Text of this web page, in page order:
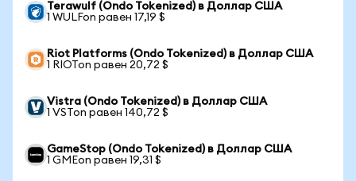
Terawulf (Ondo Tokenized) в Доллар США
1 WULFon равен 17,19 $
Riot Platforms (Ondo Tokenized) в Доллар США
1 RIOTon равен 20,72 $
Vistra (Ondo Tokenized) в Доллар США
1 VSTon равен 140,72 $
GameStop (Ondo Tokenized) в Доллар США
1 GMEon равен 19,31 $